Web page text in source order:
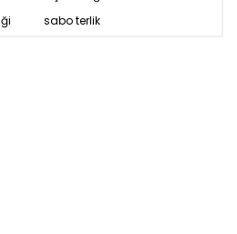
sabo terlik